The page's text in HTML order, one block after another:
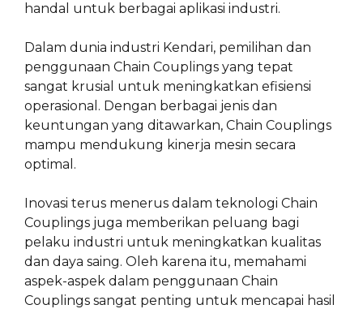
handal untuk berbagai aplikasi industri.
Dalam dunia industri Kendari, pemilihan dan
penggunaan Chain Couplings yang tepat
sangat krusial untuk meningkatkan efisiensi
operasional. Dengan berbagai jenis dan
keuntungan yang ditawarkan, Chain Couplings
mampu mendukung kinerja mesin secara
optimal.
Inovasi terus menerus dalam teknologi Chain
Couplings juga memberikan peluang bagi
pelaku industri untuk meningkatkan kualitas
dan daya saing. Oleh karena itu, memahami
aspek-aspek dalam penggunaan Chain
Couplings sangat penting untuk mencapai hasil